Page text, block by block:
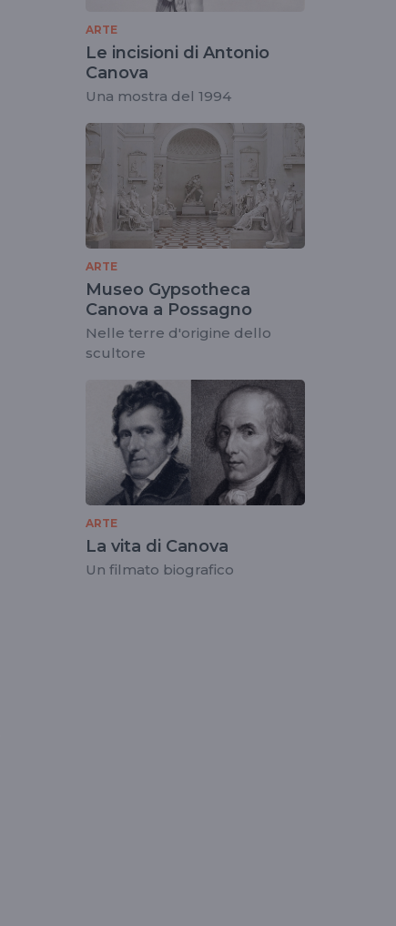
ARTE
Le incisioni di Antonio
Canova
Una mostra del 1994
ARTE
Museo Gypsotheca
Canova a Possagno
Nelle terre d'origine dello
scultore
ARTE
La vita di Canova
Un filmato biografico